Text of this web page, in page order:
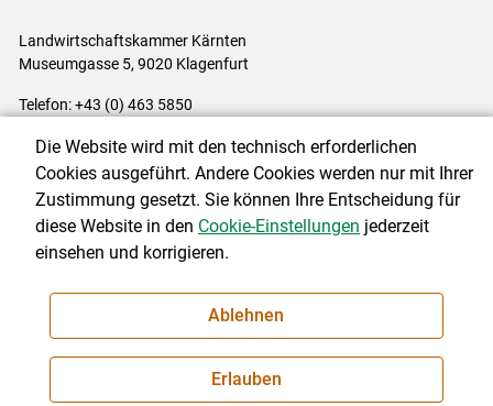
Landwirtschaftskammer Kärnten
Museumgasse 5, 9020 Klagenfurt
Telefon: +43 (0) 463 5850
Impressum|Kontakt|Datenschutzerklärung|Barrierefreiheit|
Cookie-Einstellungen
NEWSLETTER
Die Website wird mit den technisch erforderlichen
Cookies ausgeführt. Andere Cookies werden nur mit Ihrer
Zustimmung gesetzt. Sie können Ihre Entscheidung für
diese Website in den Cookie-Einstellungen jederzeit
einsehen und korrigieren.
Ablehnen
Erlauben